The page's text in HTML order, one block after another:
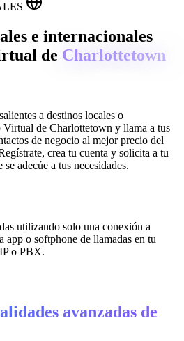
e internacionales
de Charlottetown
a destinos locales o
Virtual de Charlottetown y llama a tus
de negocio al mejor precio del
crea tu cuenta y solicita a tu
adecúe a tus necesidades.
utilizando solo una conexión a
app o softphone de llamadas en tu
o PBX.
avanzadas de